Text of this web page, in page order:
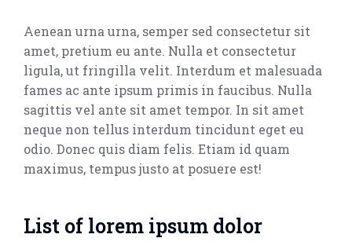
Aenean urna urna, semper sed consectetur sit
amet, pretium eu ante. Nulla et consectetur
ligula, ut fringilla velit. Interdum et malesuada
fames ac ante ipsum primis in faucibus. Nulla
sagittis vel ante sit amet tempor. In sit amet
neque non tellus interdum tincidunt eget eu
odio. Donec quis diam felis. Etiam id quam
maximus, tempus justo at posuere est!
List of lorem ipsum dolor